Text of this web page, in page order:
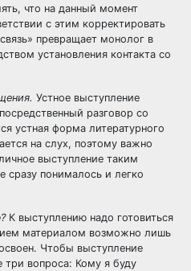
что на данный момент
с этим корректировать
превращает монолог в
установления контакта со
Устное выступление
разговор со
устная форма литературного
на слух, поэтому важно
выступление таким
сразу понималось и легко
К выступлению надо готовиться
материалом возможно лишь
Чтобы выступление
три вопроса: Кому я буду